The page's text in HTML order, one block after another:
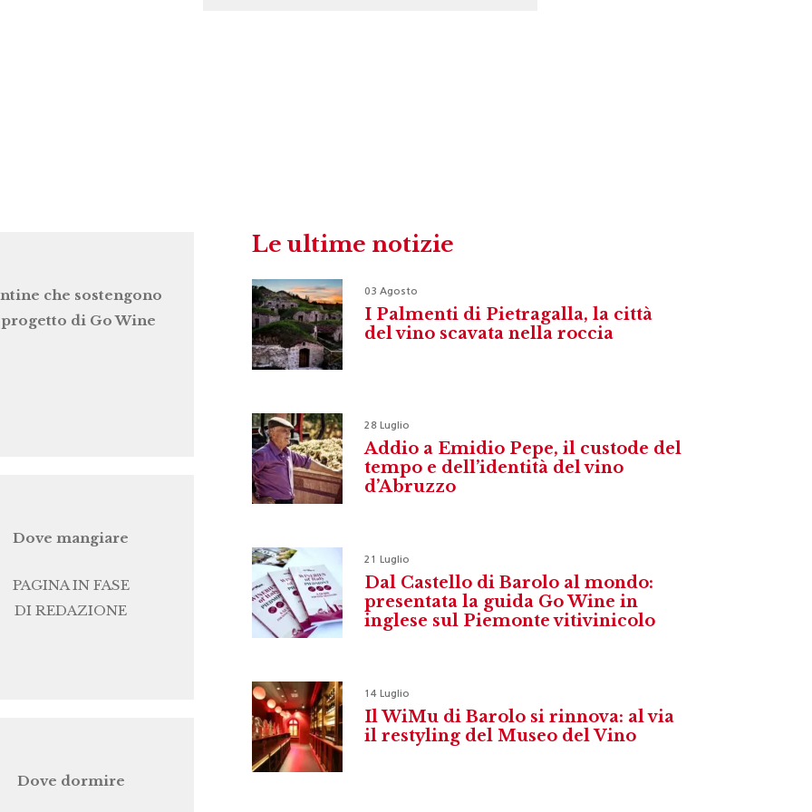
che sostengono
di Go Wine
Dove mangiare
PAGINA IN FASE
DI REDAZIONE
Dove dormire
Le ultime notizie
03 Agosto
I Palmenti di Pietragalla, la città
del vino scavata nella roccia
28 Luglio
Addio a Emidio Pepe, il custode del
tempo e dell’identità del vino
d’Abruzzo
21 Luglio
Dal Castello di Barolo al mondo:
presentata la guida Go Wine in
inglese sul Piemonte vitivinicolo
14 Luglio
Il WiMu di Barolo si rinnova: al via
il restyling del Museo del Vino